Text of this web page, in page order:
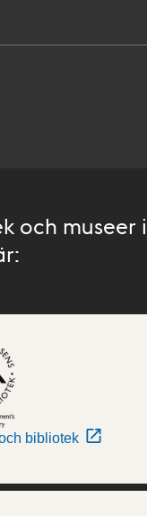
och museer i
bibliotek